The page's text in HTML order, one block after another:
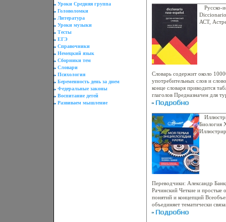
Уроки Средняя группа
Головоломки
Литература
Уроки музыки
Тесты
ЕГЭ
Справочники
Немецкий язык
Сборники тем
Словари
Психология
Беременность день за днем
Федеральные законы
Воспитание детей
Развиваем мышление
Русско-
Diccionario
АСТ,
Словарь содержит около
употребительных слов и
конце словаря приводится
глаголов Предназначен для
посещающаыязхих Испанию и
Автор Елена Платонова.
Биология
Переводчики: Александр
Рачинский Четкие и простые
понятий и концепций
объединяет тематически
Красочныеаыяхп